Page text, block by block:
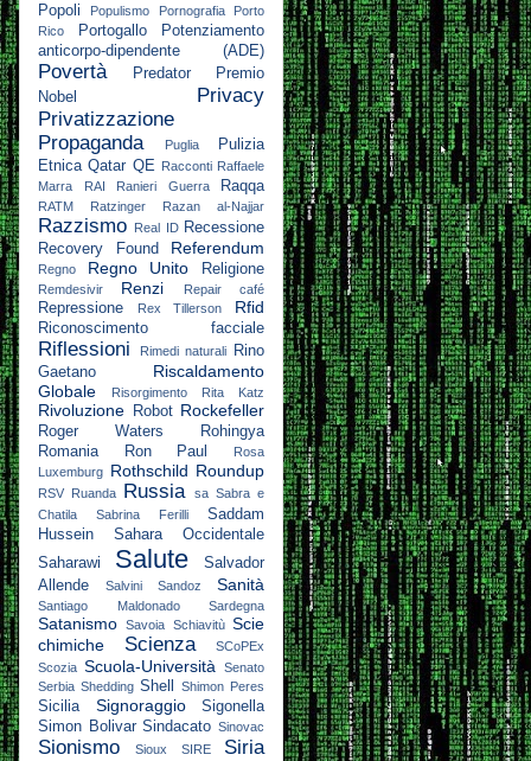
Popoli Populismo Pornografia
Porto
Rico
Portogallo
Potenziamento
anticorpo-dipendente (ADE)
Povertà Predator
Premio
Nobel
Privacy
Privatizzazione
Propaganda
Puglia
Pulizia
Etnica Qatar QE Racconti Raffaele
Marra
RAI Ranieri Guerra Raqqa
RATM Ratzinger Razan al-Najjar
Razzismo Real ID Recessione
Recovery Found
Referendum
Regno Regno Unito Religione
Remdesivir Renzi Repair café
Repressione Rex Tillerson Rfid
Riconoscimento facciale
Riflessioni Rimedi naturali
Rino
Gaetano
Riscaldamento
Globale
Risorgimento Rita Katz
Rivoluzione Robot Rockefeller
Roger Waters
Rohingya
Romania
Ron Paul
Rosa
Luxemburg Rothschild Roundup
RSV Ruanda Russia sa Sabra e
Chatila
Sabrina Ferilli
Saddam
Hussein
Sahara Occidentale
Saharawi
Salute
Salvador
Allende
Salvini Sandoz Sanità
Santiago Maldonado Sardegna
Satanismo Savoia Schiavitù Scie
chimiche
Scienza
SCoPEx
Scozia Scuola-Università
Senato
Serbia Shedding Shell Shimon Peres
Sicilia Signoraggio
Sigonella
Simon Bolivar Sindacato Sinovac
Sionismo Sioux SIRE Siria